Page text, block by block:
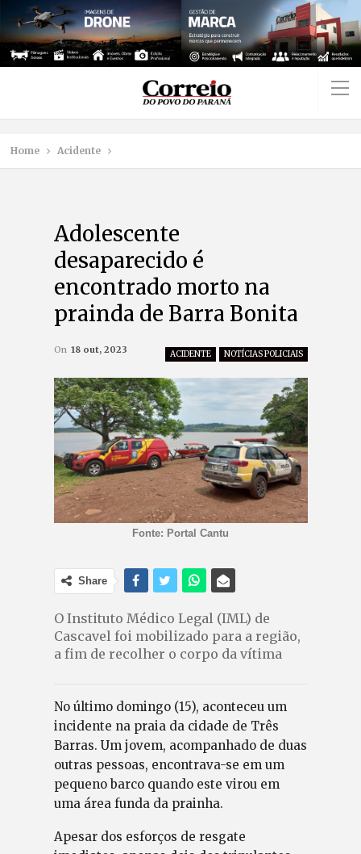
Home Acidente
Adolescente
desaparecido é
encontrado morto na
prainda de Barra Bonita
ACIDENTE NOTÍCIAS POLICIAIS
On 18 out, 2023
Fonte: Portal Cantu
Share
O Instituto Médico Legal (IML) de
Cascavel foi mobilizado para a região,
a fim de recolher o corpo da vítima
No último domingo (15), aconteceu um
incidente na praia da cidade de Três
Barras. Um jovem, acompanhado de duas
outras pessoas, encontrava-se em um
pequeno barco quando este virou em
uma área funda da prainha.
Apesar dos esforços de resgate